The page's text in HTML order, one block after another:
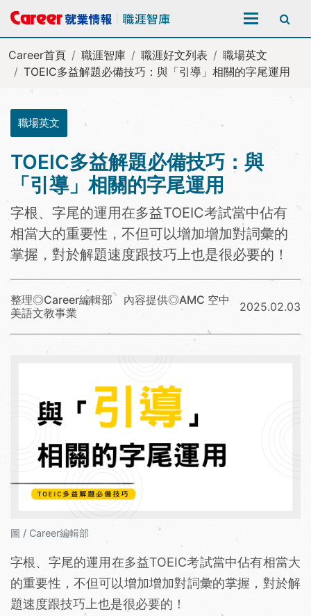
全站搜尋
Career首頁 職涯智庫 職涯好文列表
職場英文
TOEIC多益解題必備技巧：與「引導」相關的字尾運用
職場英文
TOEIC多益解題必備技巧：與
「引導」相關的字尾運用
字根、字尾的運用在多益TOEIC考試當中佔有
相當大的重要性，不但可以增加增加對詞彙的
掌握，對於解題速度跟技巧上也是很必要的！
整理◎Career編輯部 內容提供◎AMC 空中
美語文教事業
2025.02.03
圖 / Career編輯部
字根、字尾的運用在多益TOEIC考試當中佔有相當大
的重要性，不但可以增加增加對詞彙的掌握，對於解
題速度跟技巧上也是很必要的！